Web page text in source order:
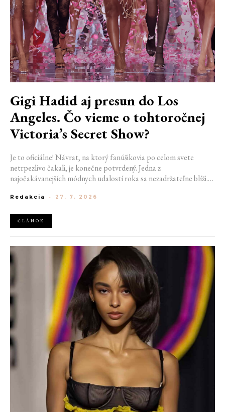
Gigi Hadid aj presun do Los
Angeles. Čo vieme o tohtoročnej
Victoria’s Secret Show?
Je to oficiálne! Návrat, na ktorý fanúšikovia po celom svete
netrpezlivo čakali, je konečne potvrdený. Jedna z
najočakávanejších módnych udalostí roka sa nezadržateľne blíži.
veľké novinky. Organizátori už prezradili miesto konania
prejde po ikonickom móle.
Redakcia - 27. 7. 2026
ČLÁNOK